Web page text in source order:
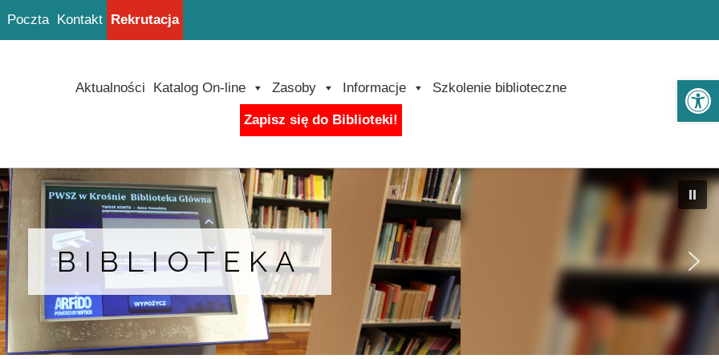
Poczta Kontakt Rekrutacja
Aktualności Katalog On-line Zasoby Informacje Szkolenie biblioteczne
Zapisz się do Biblioteki!
BIBLIOTEKA